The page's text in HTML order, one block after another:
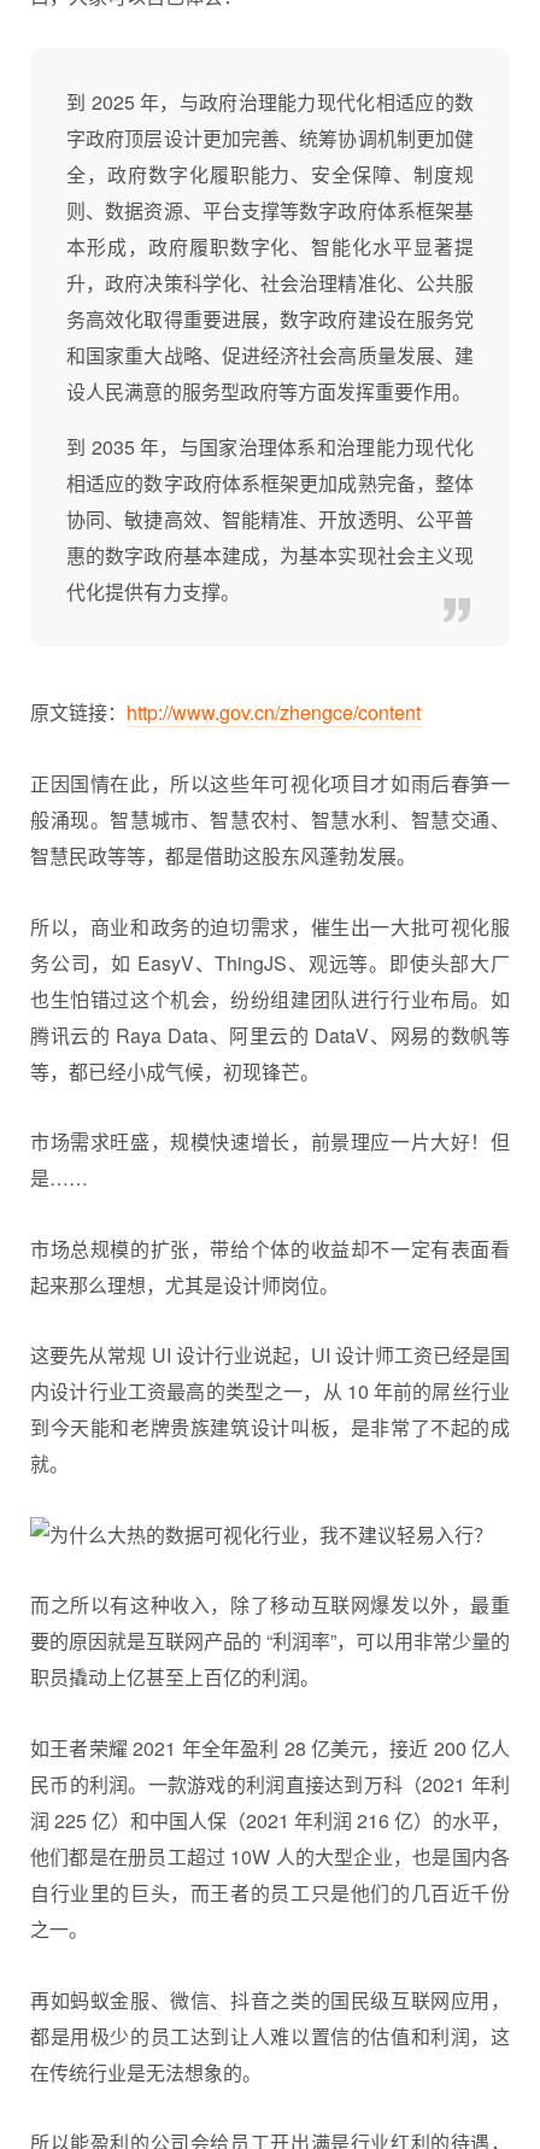
到 2025 年，与政府治理能力现代化相适应的数
字政府顶层设计更加完善、统筹协调机制更加健
全，政府数字化履职能力、安全保障、制度规
则、数据资源、平台支撑等数字政府体系框架基
本形成，政府履职数字化、智能化水平显著提
升，政府决策科学化、社会治理精准化、公共服
务高效化取得重要进展，数字政府建设在服务党
和国家重大战略、促进经济社会高质量发展、建
设人民满意的服务型政府等方面发挥重要作用。
到 2035 年，与国家治理体系和治理能力现代化
相适应的数字政府体系框架更加成熟完备，整体
协同、敏捷高效、智能精准、开放透明、公平普
惠的数字政府基本建成，为基本实现社会主义现
代化提供有力支撑。
原文链接： http://www.gov.cn/zhengce/content
正因国情在此，所以这些年可视化项目才如雨后春笋一
般涌现。智慧城市、智慧农村、智慧水利、智慧交通、
智慧民政等等，都是借助这股东风蓬勃发展。
所以，商业和政务的迫切需求，催生出一大批可视化服
务公司，如 EasyV、ThingJS、观远等。即使头部大厂
也生怕错过这个机会，纷纷组建团队进行行业布局。如
腾讯云的 Raya Data、阿里云的 DataV、网易的数帆等
等，都已经小成气候，初现锋芒。
市场需求旺盛，规模快速增长，前景理应一片大好！但
是……
市场总规模的扩张，带给个体的收益却不一定有表面看
起来那么理想，尤其是设计师岗位。
这要先从常规 UI 设计行业说起，UI 设计师工资已经是国
内设计行业工资最高的类型之一，从 10 年前的屌丝行业
到今天能和老牌贵族建筑设计叫板，是非常了不起的成
就。
而之所以有这种收入，除了移动互联网爆发以外，最重
要的原因就是互联网产品的 “利润率”，可以用非常少量的
职员撬动上亿甚至上百亿的利润。
如王者荣耀 2021 年全年盈利 28 亿美元，接近 200 亿人
民币的利润。一款游戏的利润直接达到万科（2021 年利
润 225 亿）和中国人保（2021 年利润 216 亿）的水平，
他们都是在册员工超过 10W 人的大型企业，也是国内各
自行业里的巨头，而王者的员工只是他们的几百近千份
之一。
再如蚂蚁金服、微信、抖音之类的国民级互联网应用，
都是用极少的员工达到让人难以置信的估值和利润，这
在传统行业是无法想象的。
所以能盈利的公司会给员工开出满是行业红利的待遇，